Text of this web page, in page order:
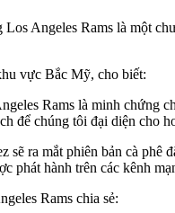
Angeles Rams là một
vực Bắc Mỹ, cho biết:
Rams là minh chứng
để chúng tôi đại diện cho
sẽ ra mắt phiên bản cà
phát hành trên các kênh
Rams chia sẻ: